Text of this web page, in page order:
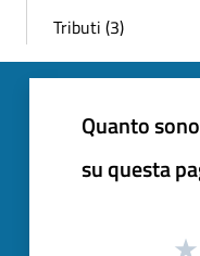
Tributi (3)
Quanto
su questa